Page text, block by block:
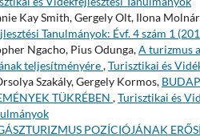
Kay Smith, Gergely Olt, Ilona
Tanulmányok: Évf. 4 szám 1
Ngacho, Pius Odunga,A turizmus
teljesítményére,Turisztikai és
Szakály, Gergely Kormos,
TÜKRÉBEN ,Turisztikai és
POZÍCIÓJÁNAK